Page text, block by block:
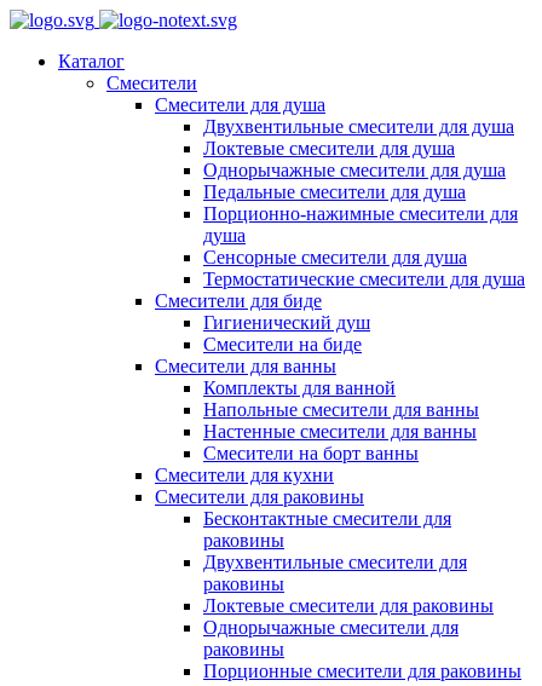
Каталог
Смесители
Смесители для душа
Двухвентильные смесители для душа
Локтевые смесители для душа
Однорычажные смесители для душа
Педальные смесители для душа
Порционно-нажимные смесители для
душа
Сенсорные смесители для душа
Термостатические смесители для душа
Смесители для биде
Гигиенический душ
Смесители на биде
Смесители для ванны
Комплекты для ванной
Напольные смесители для ванны
Настенные смесители для ванны
Смесители на борт ванны
Смесители для кухни
Смесители для раковины
Бесконтактные смесители для
раковины
Двухвентильные смесители для
раковины
Локтевые смесители для раковины
Однорычажные смесители для
раковины
Порционные смесители для раковины